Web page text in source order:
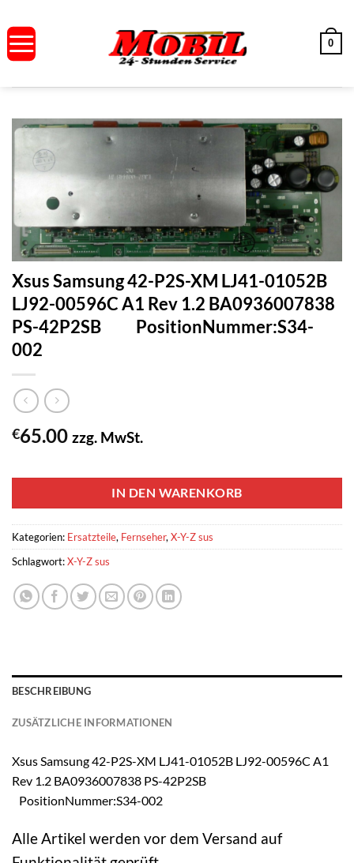
Inhalt
springen
0
Xsus Samsung 42-P2S-XM LJ41-01052B
LJ92-00596C A1 Rev 1.2 BA0936007838
PS-42P2SB PositionNummer:S34-
002
€65.00 zzg. MwSt.
IN DEN WARENKORB
Kategorien: Ersatzteile, Fernseher,X-Y-Z sus
Schlagwort:X-Y-Z sus
BESCHREIBUNG
ZUSÄTZLICHE INFORMATIONEN
Xsus Samsung 42-P2S-XM LJ41-01052B LJ92-00596C A1
Rev 1.2 BA0936007838 PS-42P2SB
PositionNummer:S34-002
Alle Artikel werden vor dem Versand auf